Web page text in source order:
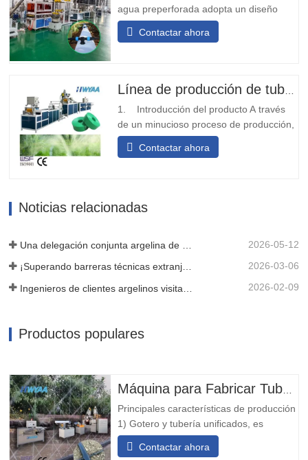
agua preperforada adopta un diseño
modular, que es simple y conveniente de
instalar. No requiere soldadura en sitio y
agua de salida de prepunzonado se
puede diseñar con diferentes...
Contactar ahora
1. Introducción del producto A través
de un minucioso proceso de producción,
desplegamos y doblamos la materia
prima de la cinta o cinturón tejido, y
estructura robusta en forma de tira.
Posteriormente, utilizamos tecnología...
Contactar ahora
Noticias relacionadas
2026-05-12
¡Superando barreras técnicas extranjeras! HWYAA desarrolla con éxito un equipo de cinta de goteo en T para franjas de cultivo continuo de tres estaciones. 2026-03-06
2026-02-09
Productos populares
Principales características de producción
1) Gotero y tubería unificados, es
conveniente para la instalación y el uso,
de bajo costo y con poca inversión. 2) El
Contactar ahora